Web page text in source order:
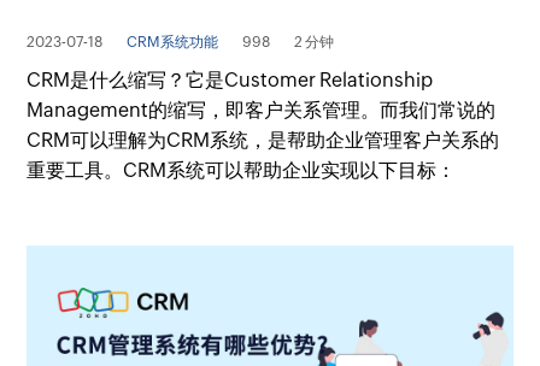
2023-07-18 CRM系统功能 998 2 分钟
CRM是什么缩写？它是Customer Relationship
Management的缩写，即客户关系管理。而我们常说的
CRM可以理解为CRM系统，是帮助企业管理客户关系的
重要工具。CRM系统可以帮助企业实现以下目标：